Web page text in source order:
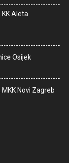
KK Aleta
Osijek
Novi Zagreb